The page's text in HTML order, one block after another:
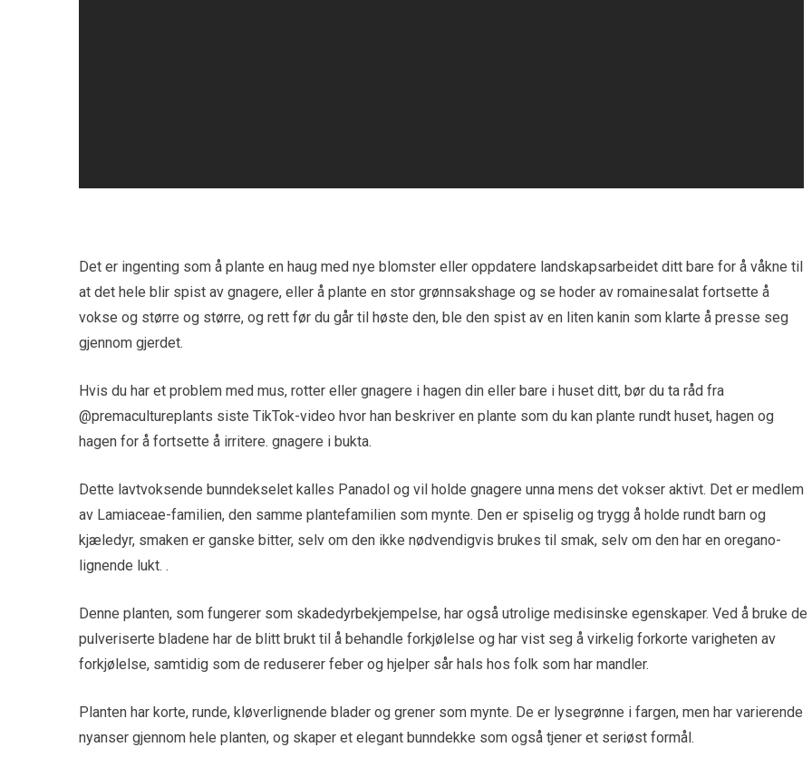
Det er ingenting som å plante en haug med nye blomster eller oppdatere landskapsarbeidet ditt bare for å våkne til
at det hele blir spist av gnagere, eller å plante en stor grønnsakshage og se hoder av romainesalat fortsette å
vokse og større og større, og rett før du går til høste den, ble den spist av en liten kanin som klarte å presse seg
gjennom gjerdet.
Hvis du har et problem med mus, rotter eller gnagere i hagen din eller bare i huset ditt, bør du ta råd fra
@premacultureplants siste TikTok-video hvor han beskriver en plante som du kan plante rundt huset, hagen og
hagen for å fortsette å irritere. gnagere i bukta.
Dette lavtvoksende bunndekselet kalles Panadol og vil holde gnagere unna mens det vokser aktivt. Det er medlem
av Lamiaceae-familien, den samme plantefamilien som mynte. Den er spiselig og trygg å holde rundt barn og
kjæledyr, smaken er ganske bitter, selv om den ikke nødvendigvis brukes til smak, selv om den har en oregano-
lignende lukt. .
Denne planten, som fungerer som skadedyrbekjempelse, har også utrolige medisinske egenskaper. Ved å bruke de
pulveriserte bladene har de blitt brukt til å behandle forkjølelse og har vist seg å virkelig forkorte varigheten av
forkjølelse, samtidig som de reduserer feber og hjelper sår hals hos folk som har mandler.
Planten har korte, runde, kløverlignende blader og grener som mynte. De er lysegrønne i fargen, men har varierende
nyanser gjennom hele planten, og skaper et elegant bunndekke som også tjener et seriøst formål.